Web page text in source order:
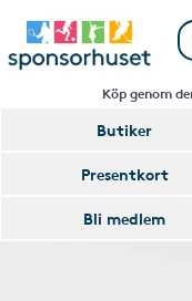
Köp genom
Butiker
Presentkort
Bli medlem